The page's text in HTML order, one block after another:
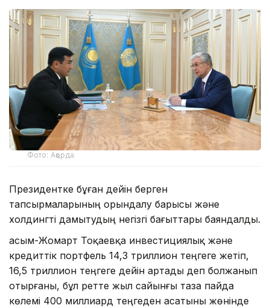
Фото: Ақорда
Президентке бұған дейін берген
тапсырмаларының орындалу барысы және
холдингті дамытудың негізгі бағыттары баяндалды.
Қасым-Жомарт Тоқаевқа инвестициялық және
кредиттік портфель 14,3 триллион теңгеге жетіп,
16,5 триллион теңгеге дейін артады деп болжанып
отырғаны, бұл ретте жыл сайынғы таза пайда
көлемі 400 миллиард теңгеден асатыны жөнінде